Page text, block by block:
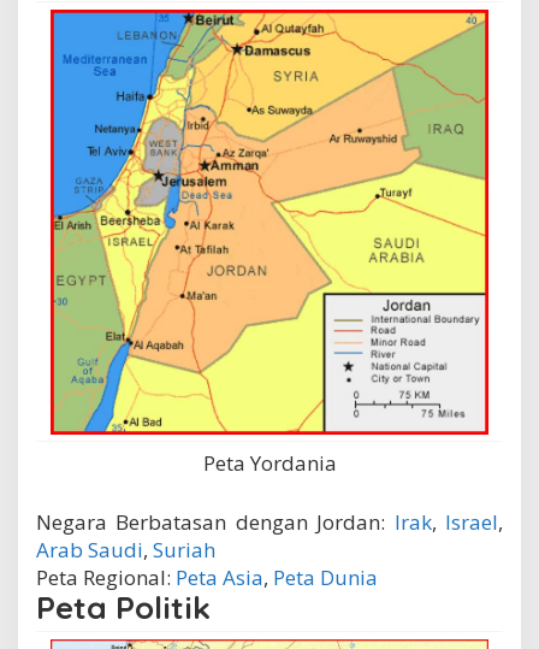
Peta Yordania
Negara Berbatasan dengan Jordan: Irak, Israel,
Arab Saudi, Suriah
Peta Regional: Peta Asia, Peta Dunia
Peta Politik